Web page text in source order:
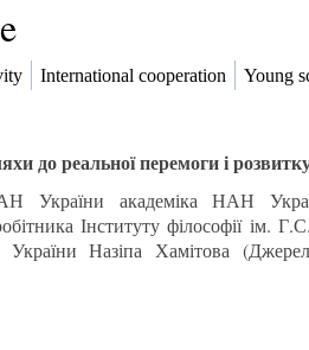
International cooperation Young
до реальної перемоги і
України академіка НАН
Інституту філософії ім.
України Назіпа Хамітова